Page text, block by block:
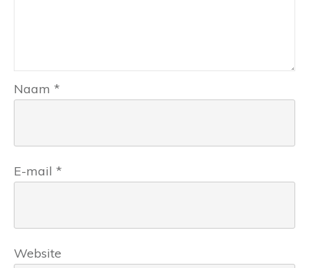
Naam *
E-mail *
Website